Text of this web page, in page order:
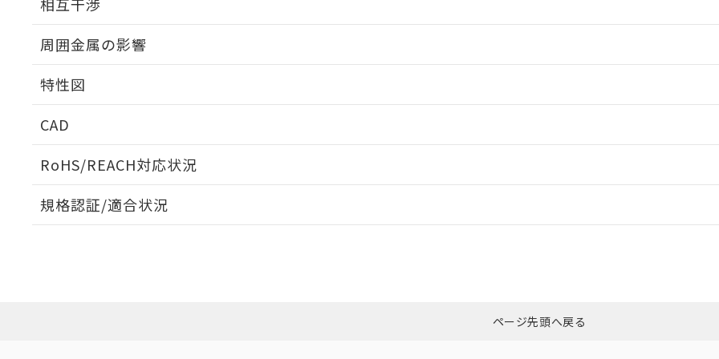
A: 135mm以上、B: 110mm以上
周囲金属の影響
特性図
CAD
RoHS/REACH対応状況
EU RoHS 注意事項・凡例
ダウンロードはこちら
規格認証/適合状況
ページ先頭へ戻る